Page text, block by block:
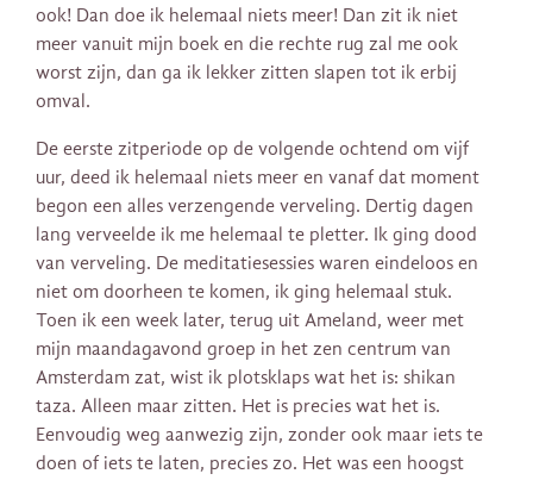
ook! Dan doe ik helemaal niets meer! Dan zit ik niet
meer vanuit mijn boek en die rechte rug zal me ook
worst zijn, dan ga ik lekker zitten slapen tot ik erbij
omval.
De eerste zitperiode op de volgende ochtend om vijf
uur, deed ik helemaal niets meer en vanaf dat moment
begon een alles verzengende verveling. Dertig dagen
lang verveelde ik me helemaal te pletter. Ik ging dood
van verveling. De meditatiesessies waren eindeloos en
niet om doorheen te komen, ik ging helemaal stuk.
Toen ik een week later, terug uit Ameland, weer met
mijn maandagavond groep in het zen centrum van
Amsterdam zat, wist ik plotsklaps wat het is: shikan
taza. Alleen maar zitten. Het is precies wat het is.
Eenvoudig weg aanwezig zijn, zonder ook maar iets te
doen of iets te laten, precies zo. Het was een hoogst